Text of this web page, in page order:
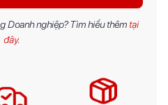
Doanh nghiệp? Tìm hiểu thêm tại
đây.